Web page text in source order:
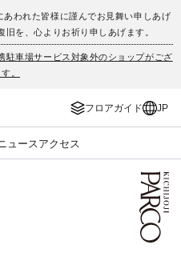
われた皆様に謹んでお見舞い申しあげ
を、心よりお祈り申しあげます。
駐車場サービス対象外のショップがござ
。
フロアガイド JP
ュース アクセス